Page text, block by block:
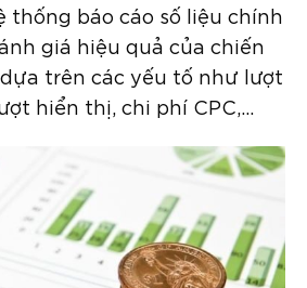
thống báo cáo số liệu chính
giá hiệu quả của chiến
trên các yếu tố như lượt
hiển thị, chi phí CPC,…